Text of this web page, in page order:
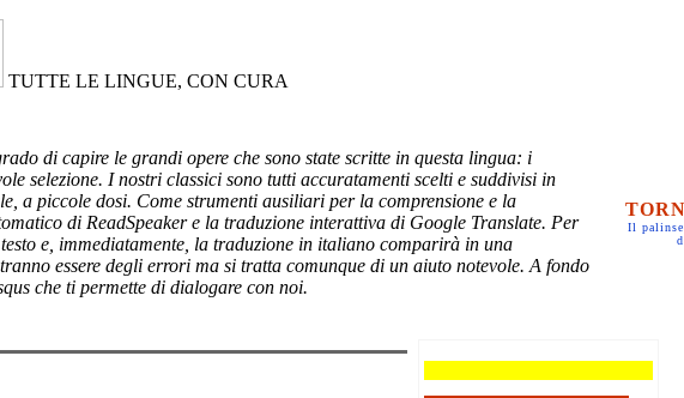
TUTTE LE LINGUE, CON CURA
di capire le grandi opere che sono state scritte in questa lingua: i
selezione. I nostri classici sono tutti accuratamenti scelti e suddivisi in
a piccole dosi. Come strumenti ausiliari per la comprensione e la
di ReadSpeaker e la traduzione interattiva di Google Translate. Per
e, immediatamente, la traduzione in italiano comparirà in una
essere degli errori ma si tratta comunque di un aiuto notevole. A fondo
che ti permette di dialogare con noi.
Il